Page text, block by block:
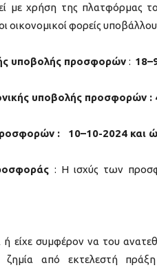
με χρήση της πλατφόρμας
οικονομικοί φορείς
υποβολής προσφορών : 18–
υποβολής προσφορών :
: 10–10-2024 και
: Η ισχύς των
είχε συμφέρον να του
ζημία από εκτελεστή